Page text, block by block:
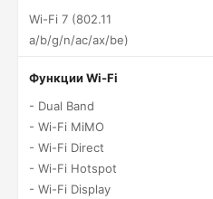
Wi-Fi 7 (802.11
a/b/g/n/ac/ax/be)
Функции Wi-Fi
- Dual Band
- Wi-Fi MiMO
- Wi-Fi Direct
- Wi-Fi Hotspot
- Wi-Fi Display